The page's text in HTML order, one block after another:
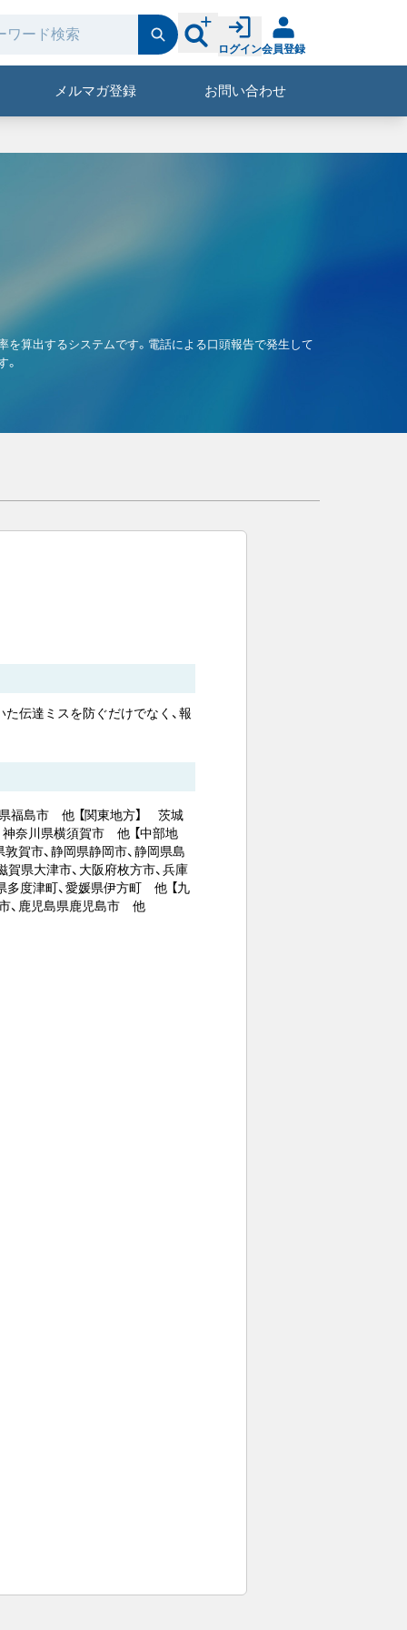
ログイン会員登録
メルマガ登録 お問い合わせ
を算出するシステムです。電話による口頭報告で発生して
。
伝達ミスを防ぐだけでなく、報
県福島市 他 【関東地方】 茨城
神奈川県横須賀市 他 【中部地
賀市、静岡県静岡市、静岡県島
県大津市、大阪府枚方市、兵庫
多度津町、愛媛県伊方町 他 【九
、鹿児島県鹿児島市 他